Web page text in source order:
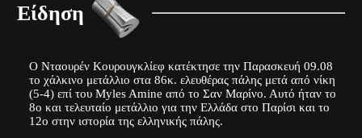
Είδηση
Ο Νταουρέν Κουρουγκλίεφ κατέκτησε την Παρασκευή 09.08
το χάλκινο μετάλλιο στα 86κ. ελευθέρας πάλης μετά από νίκη
(5-4) επί του Myles Amine από το Σαν Μαρίνο. Αυτό ήταν το
8ο και τελευταίο μετάλλιο για την Ελλάδα στο Παρίσι και το
12ο στην ιστορία της ελληνικής πάλης.